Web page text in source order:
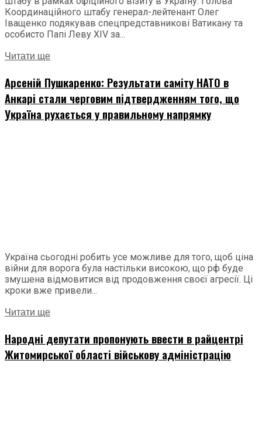
Координаційного штабу генерал-лейтенант Олег
Іващенко подякував спецпредставникові Ватикану та
особисто Папі Леву ХІV за...
Читати ще
Арсеній Пушкаренко: Результати саміту НАТО в
Анкарі стали черговим підтвердженням того, що
Україна рухається у правильному напрямку
Україна сьогодні робить усе можливе для того, щоб ціна
війни для ворога була настільки високою, що рф буде
змушена відмовитися від продовження своєї агресії. Ці
кроки вже привели...
Читати ще
Народні депутати пропонують ввести в райцентрі
Житомирської області військову адміністрацію